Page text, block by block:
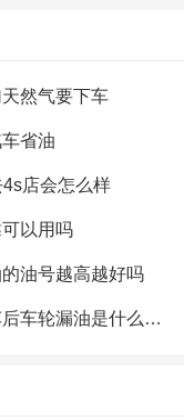
司变更。
差不多的。
险公司。从4S店
了，或者限定的
公司都能收到佣
然气要下车
省油
店会怎么样
以用吗
油号越高越好吗
汽车右后车轮漏油是怎么回事 汽车后车轮漏油是什么原因